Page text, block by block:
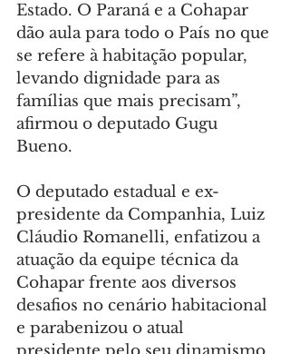
Estado. O Paraná e a Cohapar
dão aula para todo o País no que
se refere à habitação popular,
levando dignidade para as
famílias que mais precisam”,
afirmou o deputado Gugu
Bueno.
O deputado estadual e ex-
presidente da Companhia, Luiz
Cláudio Romanelli, enfatizou a
atuação da equipe técnica da
Cohapar frente aos diversos
desafios no cenário habitacional
e parabenizou o atual